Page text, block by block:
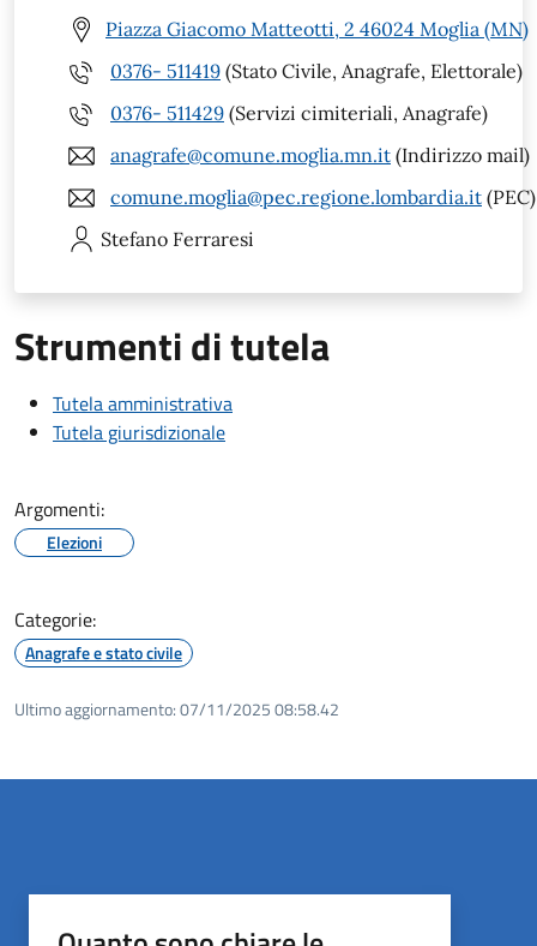
Piazza Giacomo Matteotti, 2 46024 Moglia (MN)
0376- 511419 (Stato Civile, Anagrafe, Elettorale)
0376- 511429 (Servizi cimiteriali, Anagrafe)
anagrafe@comune.moglia.mn.it (Indirizzo mail)
comune.moglia@pec.regione.lombardia.it (PEC)
Stefano Ferraresi
Strumenti di tutela
Tutela amministrativa
Tutela giurisdizionale
Argomenti:
Elezioni
Categorie:
Anagrafe e stato civile
Ultimo aggiornamento:07/11/2025 08:58.42